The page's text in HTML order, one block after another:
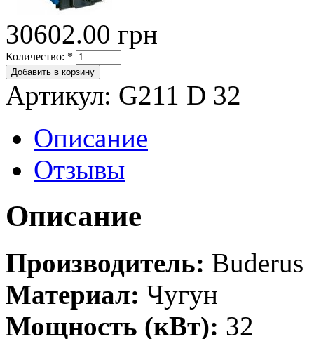
30602.00 грн
Количество: *
Артикул: G211 D 32
Описание
Отзывы
Описание
Производитель: Buderus
Материал: Чугун
Мощность (кВт): 32